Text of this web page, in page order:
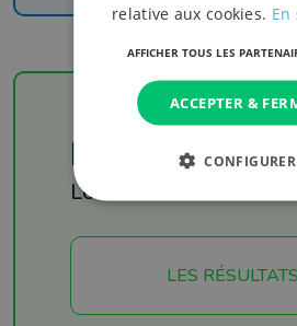
Football
Les résultats
LES RÉSULTATS
relative aux cookies. En
AFFICHER TOUS LES
ACCEPTER &
CONFIGURER